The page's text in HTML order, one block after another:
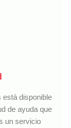
está disponible
de ayuda que
un servicio